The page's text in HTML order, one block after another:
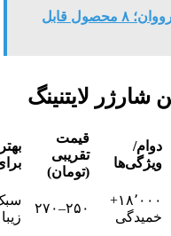
بهترین پاوربانک های پرووان؛ ۸ محصول قابل
لایتنینگ
قیمت
تقریبی
(تومان)
بهترین
۱۸٬۰۰۰+
۲۵۰–۲۷۰
سبک و
زیبا